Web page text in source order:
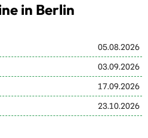
in Berlin
05.08.2026
03.09.2026
17.09.2026
23.10.2026